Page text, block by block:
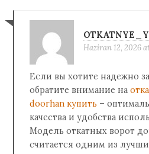
Haziran 12, 2026
Если вы хотите надежно
обратите внимание на
doorhan купить –
качества и удобства
Модель откатных ворот
считается одним из